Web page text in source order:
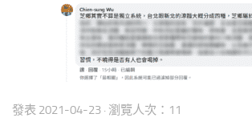
發表 2021-04-23 · 瀏覽人次：11